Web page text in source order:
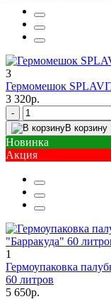
3
Гермомешок
3 320р.
-
В корзину
Новинка
Акция
1
Гермоупаковка
60 литров
5 650р.